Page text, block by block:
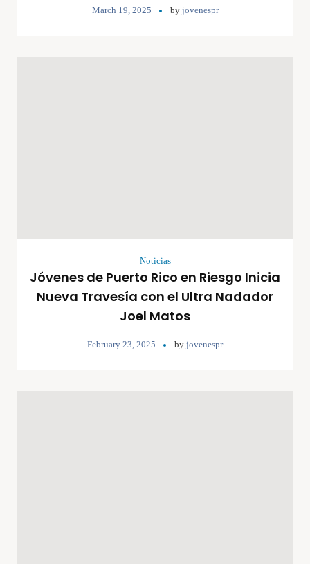
March 19, 2025 by jovenespr
Noticias
Jóvenes de Puerto Rico en Riesgo Inicia
Nueva Travesía con el Ultra Nadador
Joel Matos
February 23, 2025 by jovenespr